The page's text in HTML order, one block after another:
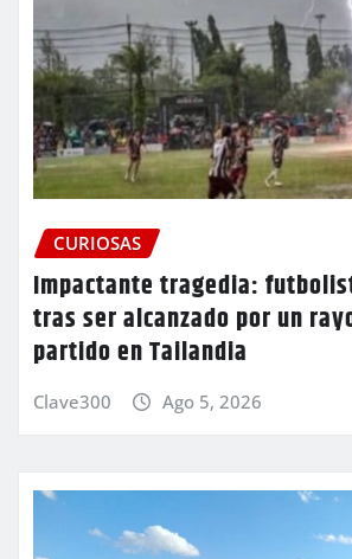
CURIOSAS
Impactante tragedia:
tras ser alcanzado por un
partido en Tailandia
Clave300 Ago 5, 2026